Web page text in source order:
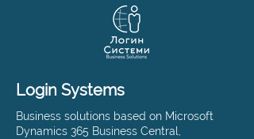
Login Systems
Business solutions based on Microsoft
Dynamics 365 Business Central,